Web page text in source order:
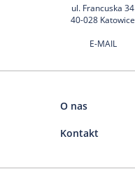
ul. Francuska 34
40-028 Katowice
E-MAIL
O nas
Kontakt